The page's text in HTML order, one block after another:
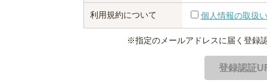
利用規約について 個人情報の取扱い
※指定のメールアドレスに届く登録